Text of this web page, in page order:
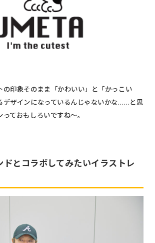
の印象そのまま「かわいい」と「かっこい
デザインになっているんじゃないかな……と思
ておもしろいですね～。
ドとコラボしてみたいイラストレ